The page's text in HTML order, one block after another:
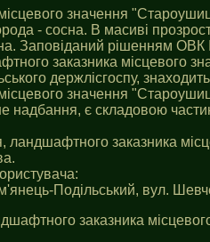
значення
- сосна. В масиві
Заповіданий рішенням
заказника місцевого
держлісгоспу,
значення
надбання, є складовою
ландшафтного заказника
Подільський, вул.
заказника